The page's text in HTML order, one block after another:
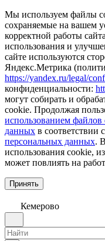
Мы используем файлы
сохраняемые на вашем
корректной работы
использования и
сайте используются
Яндекс.Метрика
https://yandex.ru/legal/
конфиденциальности:
могут собирать и
cookie. Продолжая
использованием файлов
данных в соответствии
персональных данных.
использования cookie,
может повлиять на
Принять
Кемерово